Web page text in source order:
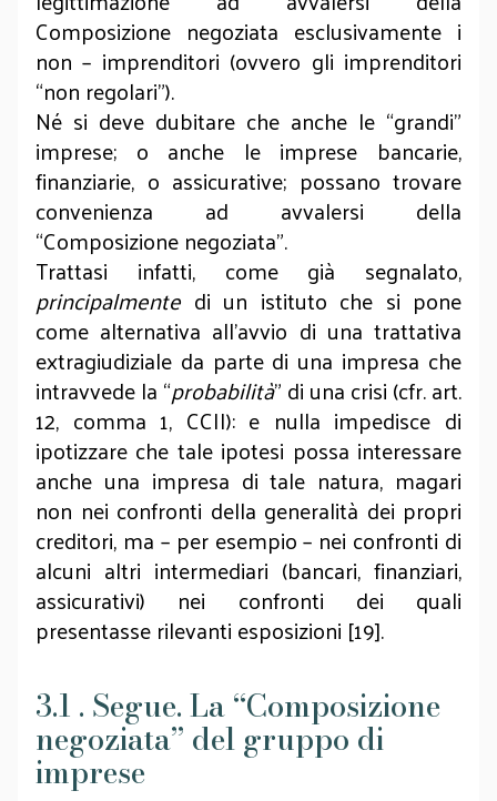
Composizione negoziata esclusivamente i
non – imprenditori (ovvero gli imprenditori
“non regolari”).
Né si deve dubitare che anche le “grandi”
imprese; o anche le imprese bancarie,
finanziarie, o assicurative; possano trovare
convenienza ad avvalersi della
“Composizione negoziata”.
Trattasi infatti, come già segnalato,
principalmente di un istituto che si pone
come alternativa all’avvio di una trattativa
extragiudiziale da parte di una impresa che
intravvede la “probabilità” di una crisi (cfr. art.
12, comma 1, CCII): e nulla impedisce di
ipotizzare che tale ipotesi possa interessare
anche una impresa di tale natura, magari
non nei confronti della generalità dei propri
creditori, ma – per esempio – nei confronti di
alcuni altri intermediari (bancari, finanziari,
assicurativi) nei confronti dei quali
presentasse rilevanti esposizioni [19].
3.1 . Segue. La “Composizione
negoziata” del gruppo di
imprese